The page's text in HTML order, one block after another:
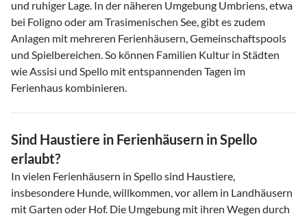
und ruhiger Lage. In der näheren Umgebung Umbriens, etwa
bei Foligno oder am Trasimenischen See, gibt es zudem
Anlagen mit mehreren Ferienhäusern, Gemeinschaftspools
und Spielbereichen. So können Familien Kultur in Städten
wie Assisi und Spello mit entspannenden Tagen im
Ferienhaus kombinieren.
Sind Haustiere in Ferienhäusern in Spello
erlaubt?
In vielen Ferienhäusern in Spello sind Haustiere,
insbesondere Hunde, willkommen, vor allem in Landhäusern
mit Garten oder Hof. Die Umgebung mit ihren Wegen durch